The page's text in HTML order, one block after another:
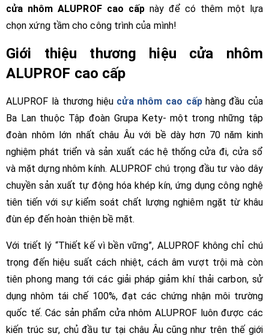
cửa nhôm ALUPROF cao cấpnày để có thêm một lựa
chọn xứng tầm cho công trình của mình!
Giới thiệu thương hiệu cửa nhôm
ALUPROF cao cấp
ALUPROF là thương hiệu cửa nhôm cao cấphàng đầu của
Ba Lan thuộc Tập đoàn Grupa Kety- một trong những tập
đoàn nhôm lớn nhất châu Âu với bề dày hơn 70 năm kinh
nghiệm phát triển và sản xuất các hệ thống cửa đi, cửa sổ
và mặt dựng nhôm kính. ALUPROF chú trọng đầu tư vào dây
chuyền sản xuất tự động hóa khép kín, ứng dụng công nghệ
tiên tiến với sự kiểm soát chất lượng nghiêm ngặt từ khâu
đùn ép đến hoàn thiện bề mặt.
Với triết lý “Thiết kế vì bền vững”, ALUPROF không chỉ chú
trọng đến hiệu suất cách nhiệt, cách âm vượt trội mà còn
tiên phong mang tới các giải pháp giảm khí thải carbon, sử
dụng nhôm tái chế 100%, đạt các chứng nhận môi trường
quốc tế. Các sản phẩm cửa nhôm ALUPROF luôn được các
kiến trúc sư, chủ đầu tư tại châu Âu cũng như trên thế giới